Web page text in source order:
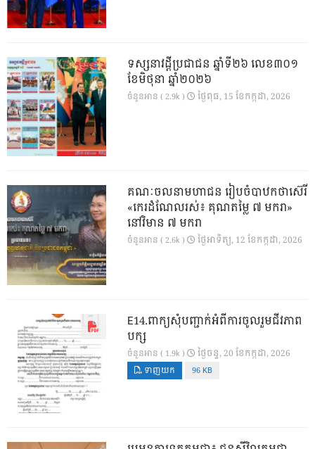
ទស្សនាវដ្ដីប្រជាជន ឆ្នាំទី២៦ លេខ៣០១
ខែមិថុនា ឆ្នាំ២០២៦
ចំនួនអាន ( 2.9k ) ថ្ងៃ​ពុធ, 15 ខែ​កក្កដា, 2026
គណៈចលនាមហាជន រៀបចំបាឋកថាស៊េរី
«កេរដំណែលរស់៖ គុណតម្លៃ ៧ មករា»
នៅវិមាន ៧ មករា
ចំនួនអាន ( 2.6k ) ថ្ងៃ​អាទិត្យ, 12 ខែ​កក្កដា, 2026
E14.ពាក្យសុំបញ្ជាក់អំពីការចូលរួមជីវភាព
បក្ស
ចំនួនអាន ( 1.9k ) ថ្ងៃ​ចន្ទ, 20 ខែ​កក្កដា, 2026
ទាញយក 96 KB